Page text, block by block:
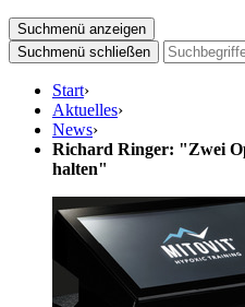
Suchmenü anzeigen
Suchmenü schließen
Start›
Aktuelles›
News›
Richard Ringer: "Zwei
halten"